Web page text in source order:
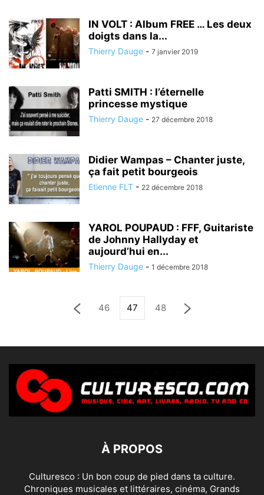
IN VOLT : Album FREE … Les deux
doigts dans la...
Thierry Dauge - 7 janvier 2019
Patti SMITH : l’éternelle
princesse mystique
Thierry Dauge - 27 décembre 2018
Didier Wampas – Chanter juste,
ça fait petit bourgeois
Etienne FLT - 22 décembre 2018
YAROL POUPAUD : FFF, Guitariste
de Johnny Hallyday et
aujourd’hui en...
Thierry Dauge - 1 décembre 2018
46 47 48
À PROPOS
Culturesco : Un bon coup de pied dans ta culture.
Chroniques musicales et littéraires, cinéma, Grands